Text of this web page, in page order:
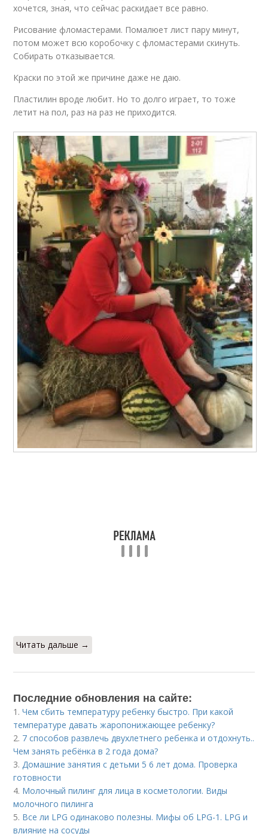
хочется, зная, что сейчас раскидает все равно.
Рисование фломастерами. Помалюет лист пару минут,
потом может всю коробочку с фломастерами скинуть.
Собирать отказывается.
Краски по этой же причине даже не даю.
Пластилин вроде любит. Но то долго играет, то тоже
летит на пол, раз на раз не приходится.
Читать дальше →
Последние обновления на сайте:
1.Чем сбить температуру ребенку быстро. При какой
температуре давать жаропонижающее ребенку?
2. 7 способов развлечь двухлетнего ребенка и отдохнуть..
Чем занять ребёнка в 2 года дома?
3.Домашние занятия с детьми 5 6 лет дома. Проверка
готовности
4. Молочный пилинг для лица в косметологии. Виды
молочного пилинга
5. Все ли LPG одинаково полезны. Мифы об LPG-1. LPG и
влияние на сосуды